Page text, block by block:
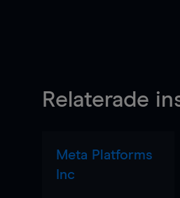
Relaterade
Meta Platforms
Inc